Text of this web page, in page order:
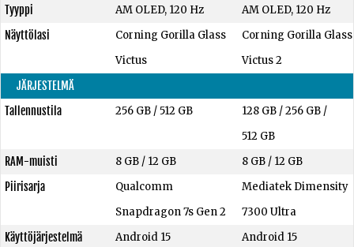
Tyyppi
AM OLED, 120 Hz
AM OLED, 120 Hz
Näyttölasi
Corning Gorilla Glass
Victus
Corning Gorilla Glass
Victus 2
JÄRJESTELMÄ
Tallennustila
256 GB/512 GB 128 GB /256 GB /
512 GB
RAM-muisti
8 GB/ 12 GB 8 GB / 12 GB
Piirisarja
Qualcomm
Snapdragon 7s Gen 2
Mediatek Dimensity
7300 Ultra
Käyttöjärjestelmä
Android 15
Android 15